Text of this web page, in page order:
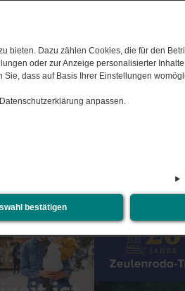
bieten. Dazu zählen Cookies, die für den
oder zur Anzeige personalisierter
dass auf Basis Ihrer Einstellungen
anpassen.
bestätigen
Jahre Zeulenroda-Triebes"
2026
(14-18 Uhr ) und eine
Naturbad Triebes geben.